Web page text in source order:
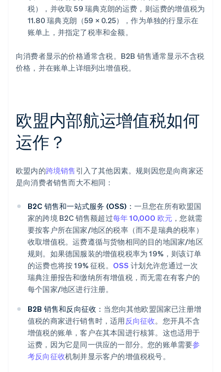
税），并收取 59 瑞典克朗的运费，则运费的增值税为
11.80 瑞典克朗（59 × 0.25），作为单独的行显示在
账单上，并指定了税率和金额。
向消费者显示的价格通常含税。B2B 销售通常显示不含税
价格，并在账单上详细列出增值税。
欧盟内部航运增值税如何
运作？
欧盟内的跨境销售 引入了其他因素。规则因您是向商家还
是向消费者销售而大不相同：
B2C 销售和一站式服务 (OSS)： 一旦您在所有欧盟国
家的跨境 B2C 销售额超过每年 10,000 欧元 ，您就需
要按客户所在国家/地区的税率（而不是瑞典的税率）
收取增值税。运费遵循与货物相同的目的地国家/地区
规则。如果德国服装的增值税税率为 19%，则该订单
的运费也将按 19% 征税。 OSS 计划允许您通过一次
瑞典注册报告和缴纳所有增值税，而无需在有客户的
每个国家/地区进行注册。
B2B 销售和反向征收： 当您向其他欧盟国家已注册增
值税的商家进行销售时，适用反向征收。您开具不含
增值税的账单，客户在其本国进行核算。这也适用于
运费，因为它是同一供应的一部分。您的账单需要参
考反向征收机制并显示客户的增值税税号。